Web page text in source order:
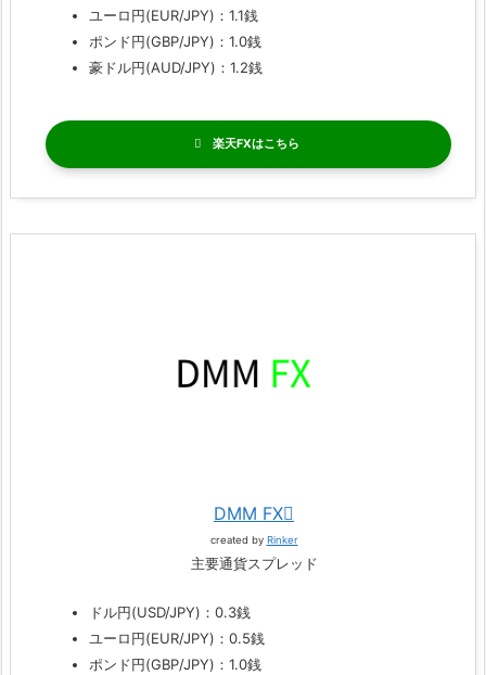
ユーロ円(EUR/JPY)：1.1銭
ポンド円(GBP/JPY)：1.0銭
豪ドル円(AUD/JPY)：1.2銭
楽天FX
DMM FX
created by Rinker
主要通貨スプレッド
ドル円(USD/JPY)：0.3銭
ユーロ円(EUR/JPY)：0.5銭
ポンド円(GBP/JPY)：1.0銭